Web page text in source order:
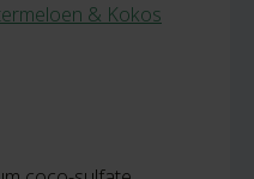
& Kokos